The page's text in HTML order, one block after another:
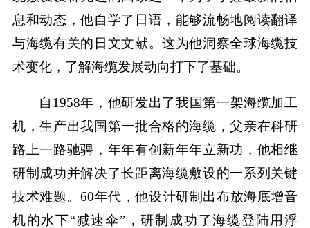
息和动态，他自学了日语，能够流畅地阅读翻译
与海缆有关的日文文献。这为他洞察全球海缆技
术变化，了解海缆发展动向打下了基础。
自1958年，他研发出了我国第一架海缆加工
机，生产出我国第一批合格的海缆，父亲在科研
路上一路驰骋，年年有创新年年立新功，他相继
研制成功并解决了长距离海缆敷设的一系列关键
技术难题。60年代，他设计研制出布放海底增音
机的水下“减速伞”，研制成功了海缆登陆用浮